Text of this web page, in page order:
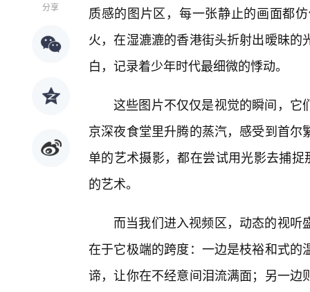
分享
质感的图片区，每一张静止的画面都
火，在湿漉漉的香港街头折射出暧昧
白，记录着少年时代最细微的悸动。
这些图片不仅仅是视觉的瞬间，它
京深夜食堂里升腾的蒸汽，感受到首
单的艺术摄影，都在尝试用光影去捕
的艺术。
而当我们进入视频区，动态的视
在于它极端的跨度：一边是枝裕和式
谛，让你在不经意间泪流满面；另一